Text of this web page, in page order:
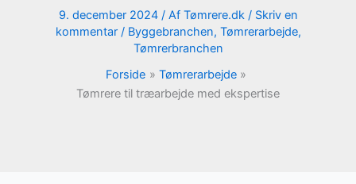
9. december 2024 / Af Tømrere.dk / Skriv en
kommentar / Byggebranchen, Tømrerarbejde,
Tømrerbranchen
Forside
Tømrerarbejde
Tømrere til træarbejde med ekspertise